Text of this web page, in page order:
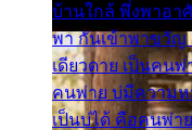
บ้านใกล้ พึ่งพาอา
พา กันเข้าพาขวัญ
เดียวดาย เป็นคนพ่
คนพ่าย บ่มีความหม
เป็นบ่ได้ คือคนพ่า